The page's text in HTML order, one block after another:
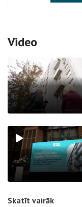
Video
Skatīt vairāk